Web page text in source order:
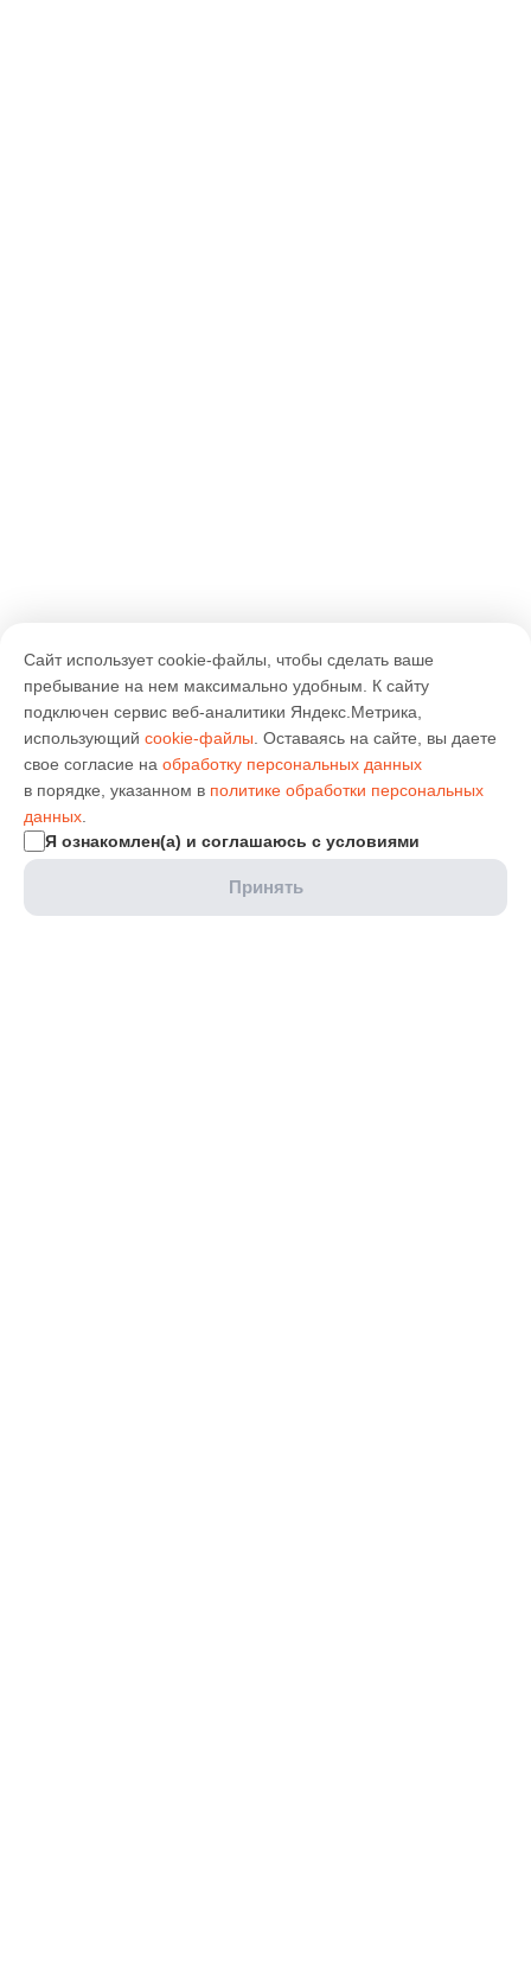
Сайт использует cookie-файлы, чтобы сделать ваше
пребывание на нем максимально удобным. К cайту
подключен сервис веб-аналитики Яндекс.Метрика,
использующий cookie-файлы . Оставаясь на сайте, вы даете
свое согласие на обработку персональных данных
в порядке, указанном в политике обработки персональных
данных
Я ознакомлен(а) и соглашаюсь с условиями
Принять